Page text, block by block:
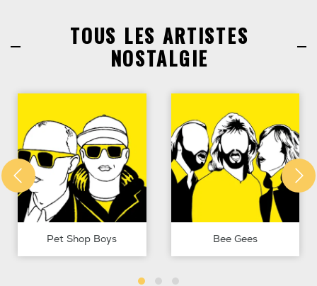
TOUS LES ARTISTES
NOSTALGIE
Pet Shop Boys Bee Gees